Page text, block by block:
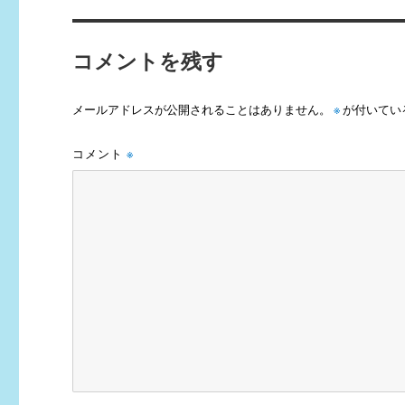
コメントを残す
メールアドレスが公開されることはありません。 ※が付いてい
コメント※